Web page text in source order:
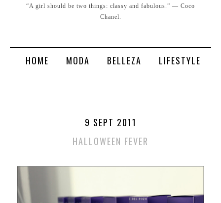
“A girl should be two things: classy and fabulous.” ― Coco
Chanel.
HOME MODA BELLEZA LIFESTYLE
9 SEPT 2011
HALLOWEEN FEVER